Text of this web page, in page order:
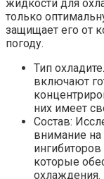
жидкости для
только
защищает его от
погоду.
Тип
включают
них имеет
Состав:
внимание на
которые
охлаждения.